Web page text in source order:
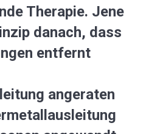
Therapie. Jene
danach, dass
entfernt
angeraten